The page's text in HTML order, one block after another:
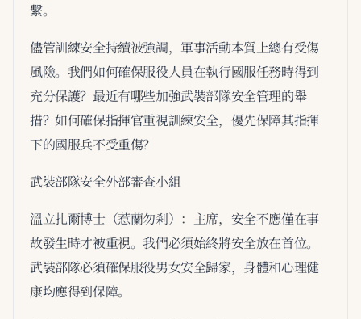
繫。
儘管訓練安全持續被強調，軍事活動本質上總有受傷
風險。我們如何確保服役人員在執行國服任務時得到
充分保護？最近有哪些加強武裝部隊安全管理的舉
措？如何確保指揮官重視訓練安全，優先保障其指揮
下的國服兵不受重傷？
武裝部隊安全外部審查小組
溫立扎爾博士（惹蘭勿剎）：主席，安全不應僅在事
故發生時才被重視。我們必須始終將安全放在首位。
武裝部隊必須確保服役男女安全歸家，身體和心理健
康均應得到保障。